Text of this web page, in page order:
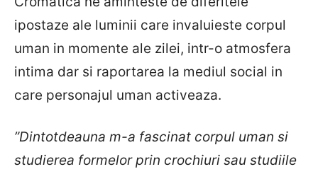
ipostaze ale luminii care invaluieste corpul
uman in momente ale zilei, intr-o atmosfera
intima dar si raportarea la mediul social in
care personajul uman activeaza.
”Dintotdeauna m-a fascinat corpul uman si
studierea formelor prin crochiuri sau studiile